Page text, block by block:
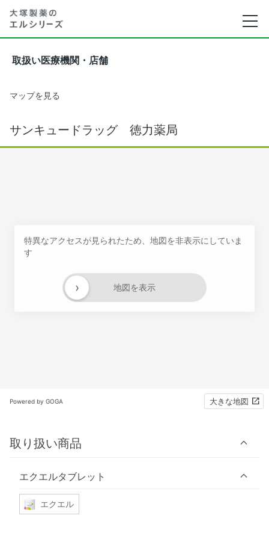
取扱い医療機関・店舗
マップを見る
サンキュードラッグ 徳力薬局
特異なアクセスが見られたため、地図を非表示にしていま
す
地図を表示
›
Powered by GOGA 大きな地図
取り扱い商品
エクエルタブレット
エクエル